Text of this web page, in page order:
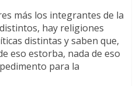
más los integrantes de la
hay religiones
distintas y saben que,
eso estorba, nada de eso
para la